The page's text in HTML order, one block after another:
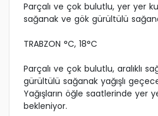
Parçalı ve çok bulutlu, yer yer
sağanak ve gök gürültülü
TRABZON °C, 18°C
Parçalı ve çok bulutlu, aralıklı
gürültülü sağanak yağışlı
Yağışların öğle saatlerinde yer
bekleniyor.